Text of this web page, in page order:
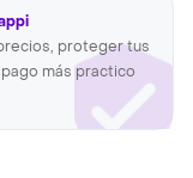
proteger tus
más practico